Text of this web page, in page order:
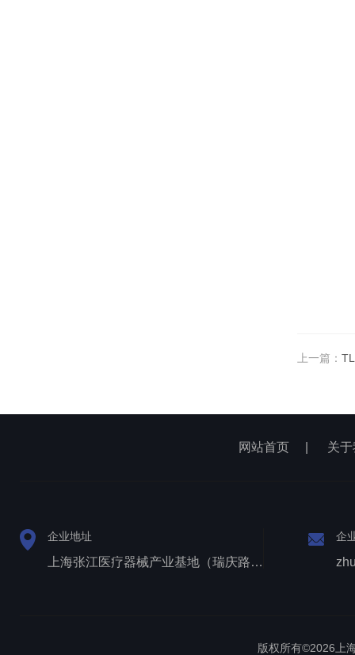
上一篇：
网站首页 关
企业地址
上海张江医疗器械产业基地（瑞庆路528号）
企
版权所有©2026